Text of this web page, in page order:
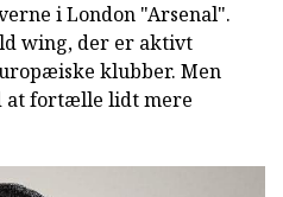
i London "Arsenal".
wing, der er aktivt
klubber. Men
at fortælle lidt mere